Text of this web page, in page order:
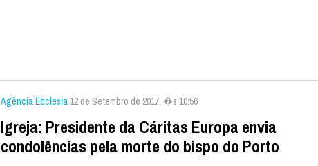
Agência Ecclesia 12 de Setembro de 2017, �s 10:56
Igreja: Presidente da Cáritas Europa envia
condolências pela morte do bispo do Porto